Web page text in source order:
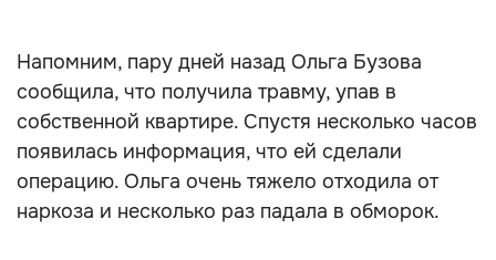
Напомним, пару дней назад Ольга Бузова
сообщила, что получила травму, упав в
собственной квартире. Спустя несколько часов
появилась информация, что ей сделали
операцию. Ольга очень тяжело отходила от
наркоза и несколько раз падала в обморок.